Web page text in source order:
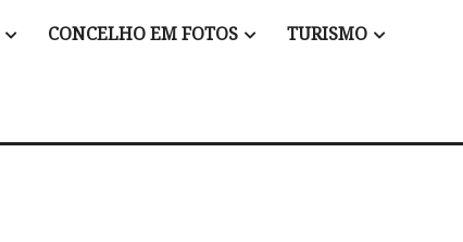
CONCELHO EM FOTOS TURISMO